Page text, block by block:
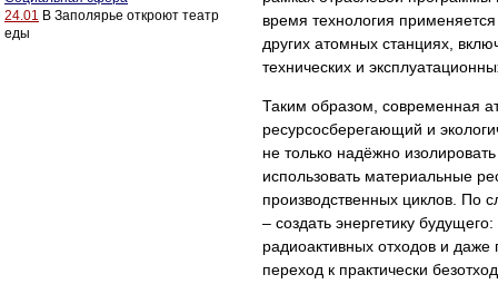
24.01 В Заполярье откроют театр
еды
время технология
других атомных станциях,
технических и
Таким образом, современная
ресурсосберегающий и
не только надёжно
использовать материальные
производственных циклов. По
– создать энергетику
радиоактивных отходов и
переход к практически